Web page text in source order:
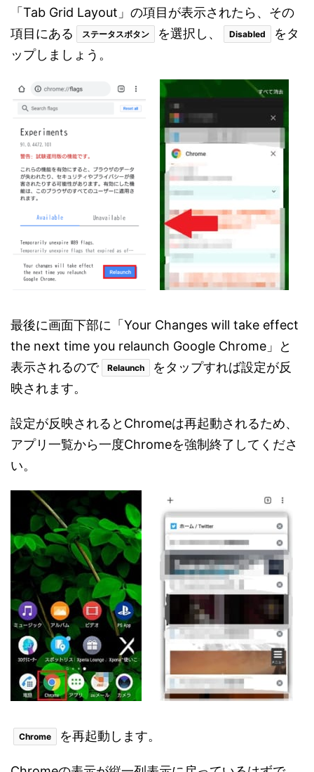
「Tab Grid Layout」の項目が表示されたら、その
項目にある
ステータスボタン を選択し、 Disabled
をタ
ップしましょう。
最後に画面下部に「Your Changes will take effect
the next time you relaunch Google Chrome」と
表示されるので
Relaunch
をタップすれば設定が反
映されます。
設定が反映されるとChromeは再起動されるため、
アプリ一覧から一度Chromeを強制終了してくださ
い。
Chrome を再起動します。